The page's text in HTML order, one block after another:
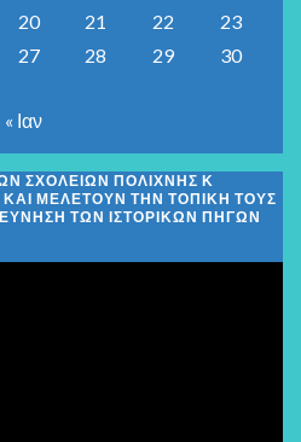
20 21 22
23
27 28 29
30
« Ιαν
ΣΧΟΛΕΊΩΝ ΠΟΛΊΧΝΗΣ Κ
ΜΕΛΕΤΟΎΝ ΤΗΝ ΤΟΠΙΚΉ ΤΟΥΣ
ΤΩΝ ΙΣΤΟΡΙΚΏΝ ΠΗΓΏΝ